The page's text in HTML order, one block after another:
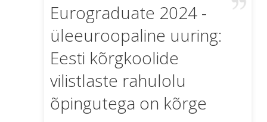
Eurograduate 2024 -
üleeuroopaline uuring:
Eesti kõrgkoolide
vilistlaste rahulolu
õpingutega on kõrge